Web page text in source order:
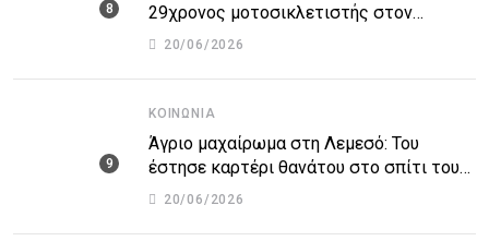
29χρονος μοτοσικλετιστής στον
αυτοκινητόδρομο Πάφου – Λεμεσού
20/06/2026
ΚΟΙΝΩΝΊΑ
Άγριο μαχαίρωμα στη Λεμεσό: Του
έστησε καρτέρι θανάτου στο σπίτι του
για προσωπικές διαφορές – Στο
20/06/2026